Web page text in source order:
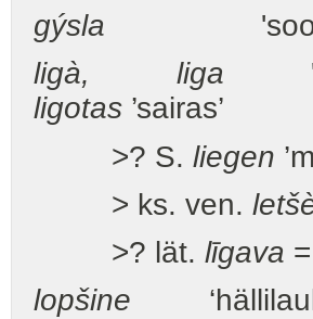
gýsla
'soon'
ligà, liga
ligotas ’sairas’
>? S. liegen
> ks. ven.
>? lät. līgava
lopšine